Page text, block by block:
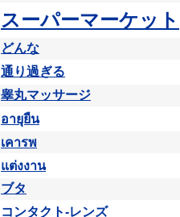
スーパーマーケット
どんな
通り過ぎる
睾丸マッサージ
อายุยืน
เคารพ
แต่งงาน
ブタ
コンタクト-レンズ